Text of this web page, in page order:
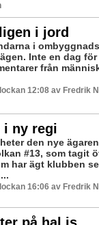
i jord
i
Inte en dag
från
12:08 av Fredrik
i ny regi
den nye
#13, som tagit
har ägt klubben
16:06 av Fredrik